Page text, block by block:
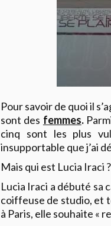
Pour savoir de quoi il
sont des femmes.
cinq sont les plus
insupportable que j’ai
Mais qui est Lucia Iraci
Lucia Iraci a débuté sa
coiffeuse de studio, et
à Paris, elle souhaite «